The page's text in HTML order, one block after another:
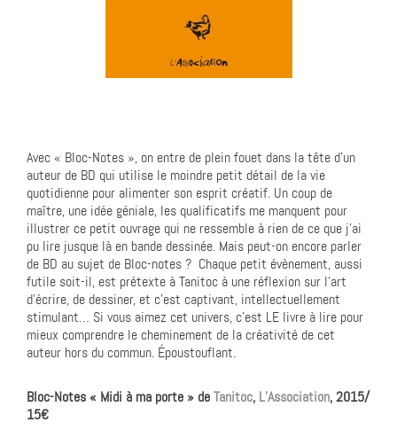
Avec « Bloc-Notes », on entre de plein fouet dans la tête d’un
auteur de BD qui utilise le moindre petit détail de la vie
quotidienne pour alimenter son esprit créatif. Un coup de
maître, une idée géniale, les qualificatifs me manquent pour
illustrer ce petit ouvrage qui ne ressemble à rien de ce que j’ai
pu lire jusque là en bande dessinée. Mais peut-on encore parler
de BD au sujet de Bloc-notes ? Chaque petit évènement, aussi
futile soit-il, est prétexte à Tanitoc à une réflexion sur l’art
d’écrire, de dessiner, et c’est captivant, intellectuellement
stimulant… Si vous aimez cet univers, c’est LE livre à lire pour
mieux comprendre le cheminement de la créativité de cet
auteur hors du commun. Époustouflant.
Bloc-Notes « Midi à ma porte » deTanitoc, L’Association, 2015/
15€